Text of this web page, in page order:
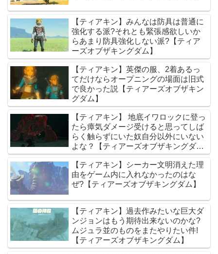
【ティアキン】みんなは防具は普通に
強化する派?それとも緊張感欲しいか
らあまり防具強化しない派?【ティア
ーズオブザキングダム】
【ティアキン】英傑の服、2着あるっ
てだけならオープニングの場面は旧式
で良かった説【ティアーズオブザキン
グダム】
【ティアキン】 地底イワロックに登っ
たら瘴気ダメージ受けると思ってしば
らく触らずにいた奴自分以外にいない
よな？【ティアーズオブザキングダ
ム】
【ティアキン】シーカー文明消えた理
由をゲーム内に入れなかったのはな
ぜ?【ティアーズオブザキングダム】
【ティアキン】過去作みたいな巨大ダ
ンジョンはもう期待出来ないのかな?
ムジュラ並のものをまたやりたい件!
【ティアーズオブザキングダム】